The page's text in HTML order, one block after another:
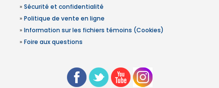
» Sécurité et confidentialité
» Politique de vente en ligne
» Information sur les fichiers témoins (Cookies)
» Foire aux questions